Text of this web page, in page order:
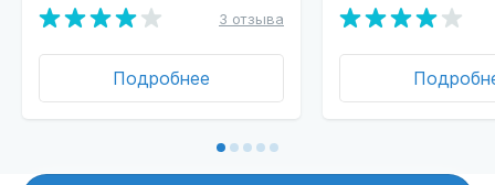
3 отзыва
Подробнее